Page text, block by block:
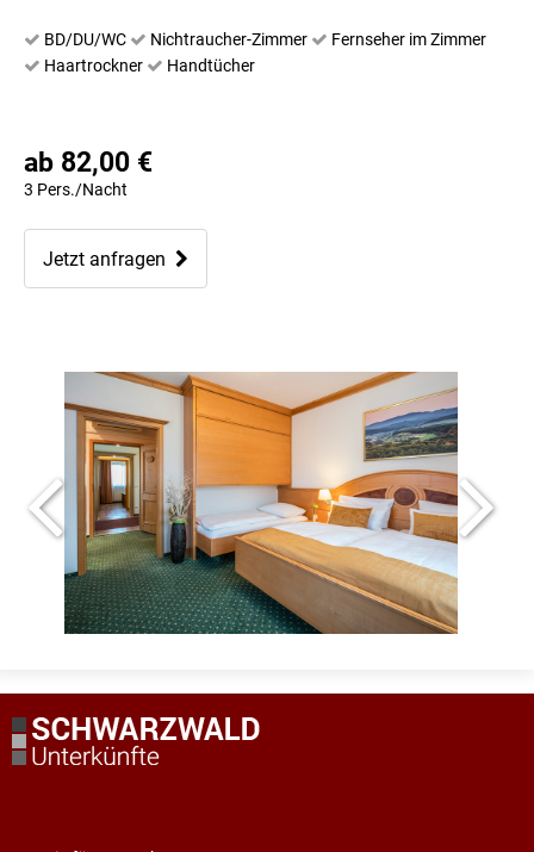
BD/DU/WC Nichtraucher-Zimmer
Fernseher im Zimmer
Haartrockner
Handtücher
ab 82,00 €
3 Pers./Nacht
Jetzt anfragen